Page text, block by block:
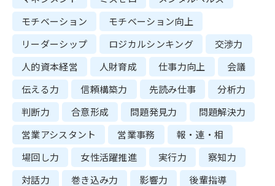
モチベーション
モチベーション向上
リーダーシップ
ロジカルシンキング
交渉力
人的資本経営
人財育成 仕事力向上
会議
伝える力
信頼構築力 先読み仕事
分析力
判断力
合意形成 問題発見力
問題解決力
営業アシスタント
営業事務
報・連・相
場回し力
女性活躍推進 実行力
察知力
対話力
巻き込み力 影響力
後輩指導